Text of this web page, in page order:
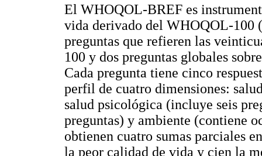
El WHOQOL-BREF es
vida derivado del WHOQOL-100
preguntas que refieren las
100 y dos preguntas globales
Cada pregunta tiene cinco
perfil de cuatro dimensiones:
salud psicológica (incluye seis
preguntas) y ambiente (contiene
obtienen cuatro sumas parciales
la peor calidad de vida y cien la